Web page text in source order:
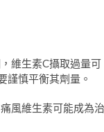
維生素C攝取過量可
謹慎平衡其劑量。
風維生素可能成為治